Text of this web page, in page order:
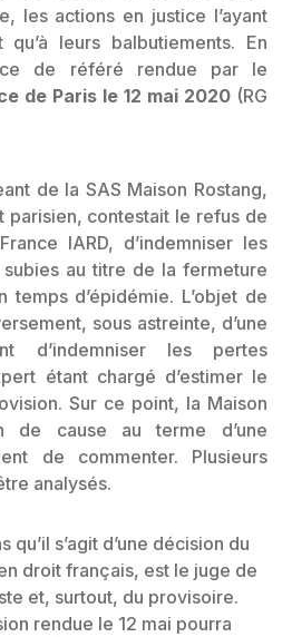
les actions en justice l’ayant
leurs balbutiements. En
de référé rendue par le
de Paris le 12 mai 2020(RG
de la SAS Maison Rostang,
parisien, contestait le refus de
IARD, d’indemniser les
subies au titre de la fermeture
temps d’épidémie. L’objet de
sous astreinte, d’une
d’indemniser les pertes
étant chargé d’estimer le
Sur ce point, la Maison
de cause au terme d’une
de commenter. Plusieurs
analysés.
s’agit d’une décision du
droit français, est le juge de
et, surtout, du provisoire.
rendue le 12 mai pourra